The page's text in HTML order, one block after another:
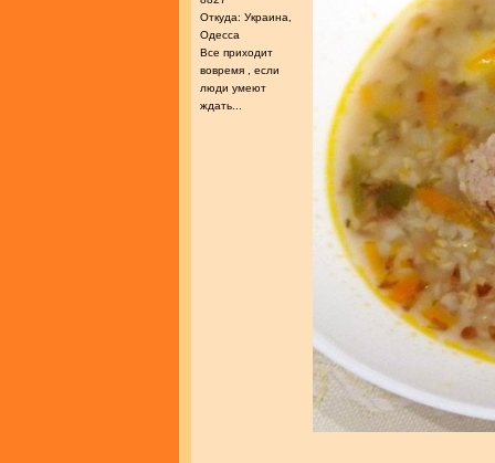
Откуда: Украина,
Одесса
Все приходит
вовремя , если
люди умеют
ждать...